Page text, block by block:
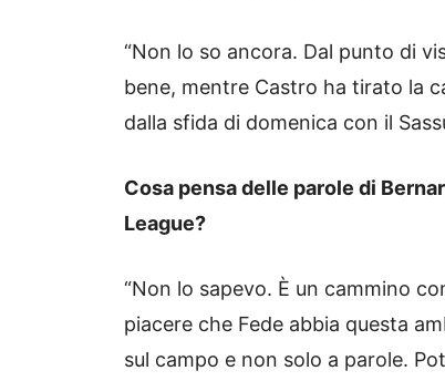
“Non lo so ancora. Dal punto di
bene, mentre Castro ha tirato la
dalla sfida di domenica con il
Cosa pensa delle parole di
League?
“Non lo sapevo. È un cammino
piacere che Fede abbia questa
sul campo e non solo a parole.